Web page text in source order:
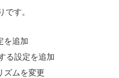
です。
を追加
る設定を追加
ズムを変更